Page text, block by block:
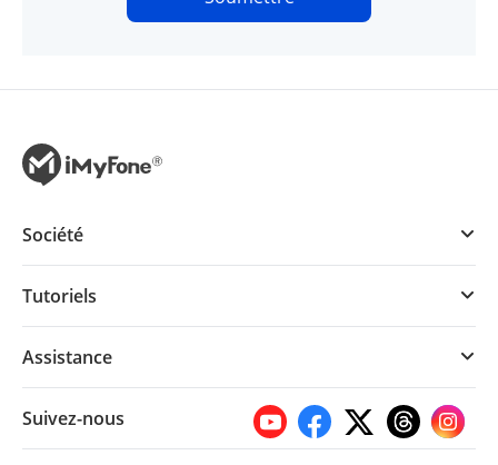
Société
Tutoriels
Assistance
Suivez-nous